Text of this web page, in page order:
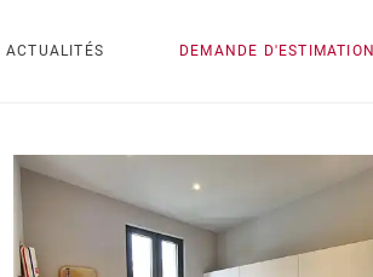
ACTUALITÉS DEMANDE D'ESTIMATION